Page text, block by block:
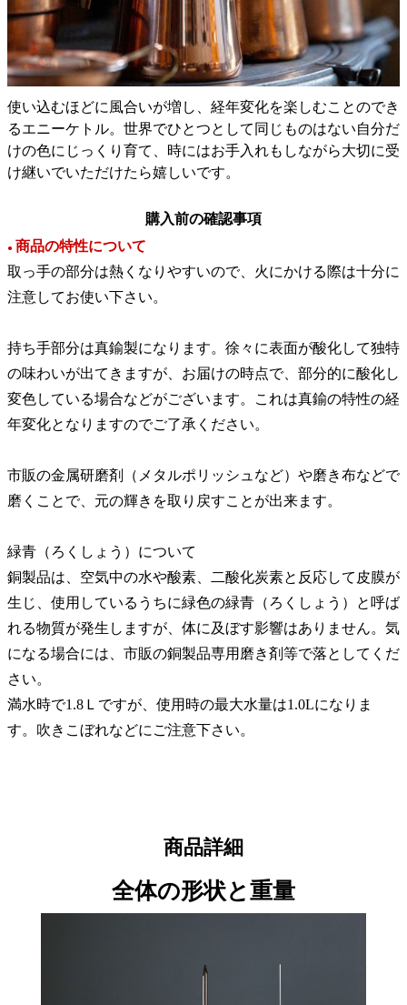
使い込むほどに風合いが増し、経年変化を楽しむことのでき
るエニーケトル。世界でひとつとして同じものはない自分だ
けの色にじっくり育て、時にはお手入れもしながら大切に受
け継いでいただけたら嬉しいです。
購入前の確認事項
● 商品の特性について
取っ手の部分は熱くなりやすいので、火にかける際は十分に
注意してお使い下さい。
持ち手部分は真鍮製になります。徐々に表面が酸化して独特
の味わいが出てきますが、お届けの時点で、部分的に酸化し
変色している場合などがございます。これは真鍮の特性の経
年変化となりますのでご了承ください。
市販の金属研磨剤（メタルポリッシュなど）や磨き布などで
磨くことで、元の輝きを取り戻すことが出来ます。
緑青（ろくしょう）について
銅製品は、空気中の水や酸素、二酸化炭素と反応して皮膜が
生じ、使用しているうちに緑色の緑青（ろくしょう）と呼ば
れる物質が発生しますが、体に及ぼす影響はありません。気
になる場合には、市販の銅製品専用磨き剤等で落としてくだ
さい。
満水時で1.8Ｌですが、使用時の最大水量は1.0Lになりま
す。吹きこぼれなどにご注意下さい。
商品詳細
全体の形状と重量